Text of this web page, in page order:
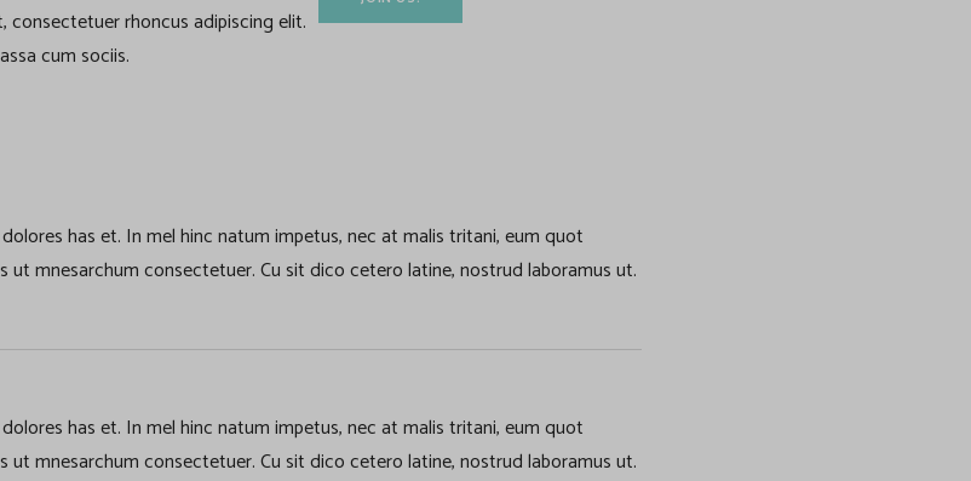
rhoncus adipiscing elit.
cum sociis.
has et. In mel hinc natum impetus, nec at malis tritani, eum quot
ut mnesarchum consectetuer. Cu sit dico cetero latine, nostrud laboramus ut.
has et. In mel hinc natum impetus, nec at malis tritani, eum quot
ut mnesarchum consectetuer. Cu sit dico cetero latine, nostrud laboramus ut.